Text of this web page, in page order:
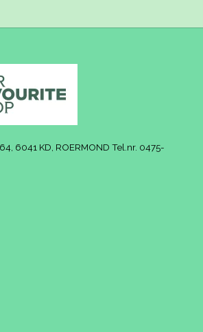
6041 KD, ROERMOND Tel.nr. 0475-